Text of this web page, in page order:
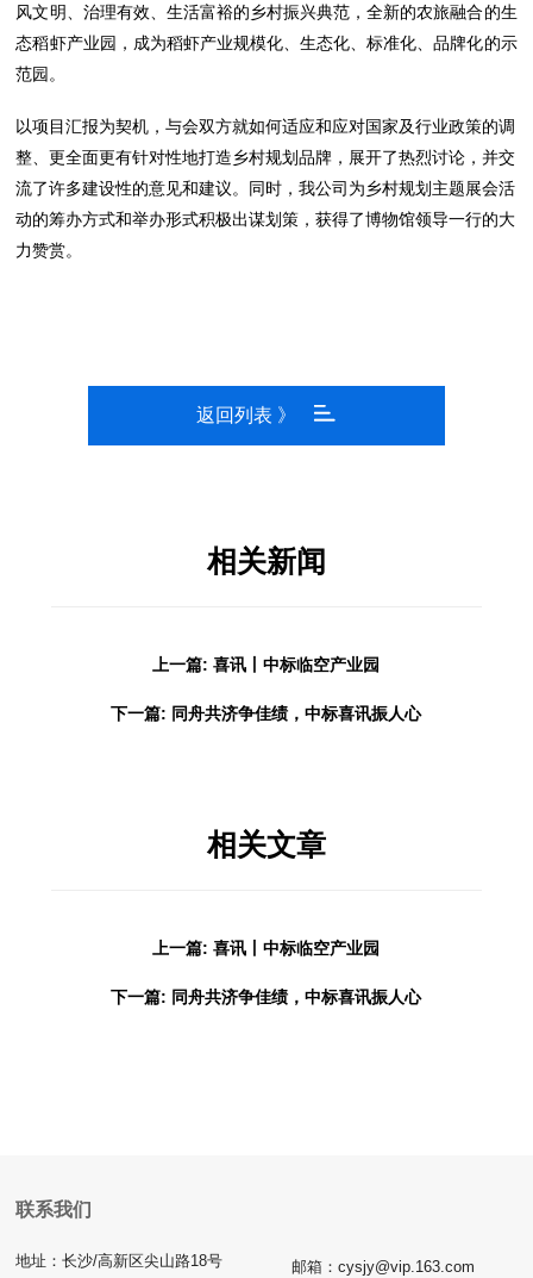
风文明、治理有效、生活富裕的乡村振兴典范，全新的农旅融合的生
态稻虾产业园，成为稻虾产业规模化、生态化、标准化、品牌化的示
范园。
以项目汇报为契机，与会双方就如何适应和应对国家及行业政策的调
整、更全面更有针对性地打造乡村规划品牌，展开了热烈讨论，并交
流了许多建设性的意见和建议。同时，我公司为乡村规划主题展会活
动的筹办方式和举办形式积极出谋划策，获得了博物馆领导一行的大
力赞赏。
返回列表 》
相关新闻
上一篇: 喜讯丨中标临空产业园
下一篇: 同舟共济争佳绩，中标喜讯振人心
相关文章
上一篇: 喜讯丨中标临空产业园
下一篇: 同舟共济争佳绩，中标喜讯振人心
联系我们
地址：长沙/高新区尖山路18号 邮箱：cysjy@vip.163.com